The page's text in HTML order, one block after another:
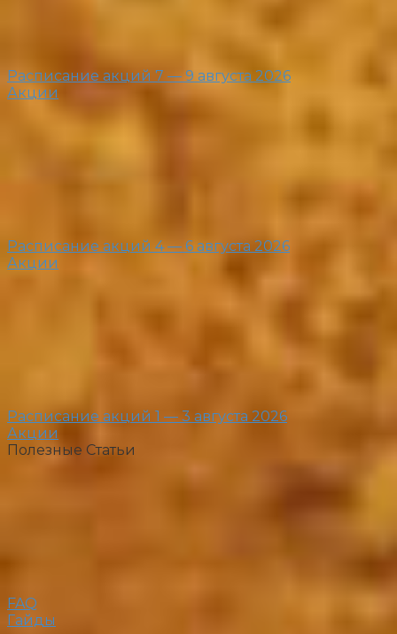
Расписание акций 7 — 9 августа 2026
Акции
Расписание акций 4 — 6 августа 2026
Акции
Расписание акций 1 — 3 августа 2026
Акции
Полезные Статьи
FAQ
Гайды